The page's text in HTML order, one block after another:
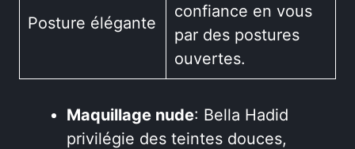
Posture élégante
confiance en vous
par des postures
ouvertes.
Maquillage nude: Bella Hadid
privilégie des teintes douces,